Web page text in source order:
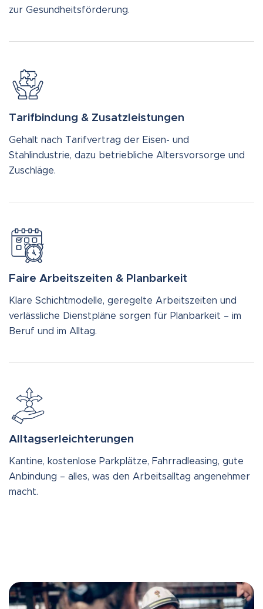
zur Gesundheitsförderung.
Tarifbindung & Zusatzleistungen
Gehalt nach Tarifvertrag der Eisen- und
Stahlindustrie, dazu betriebliche Altersvorsorge und
Zuschläge.
Faire Arbeitszeiten & Planbarkeit
Klare Schichtmodelle, geregelte Arbeitszeiten und
verlässliche Dienstpläne sorgen für Planbarkeit – im
Beruf und im Alltag.
Alltagserleichterungen
Kantine, kostenlose Parkplätze, Fahrradleasing, gute
Anbindung – alles, was den Arbeitsalltag angenehmer
macht.